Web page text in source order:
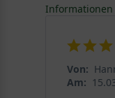
Informationen
Von:
Am: